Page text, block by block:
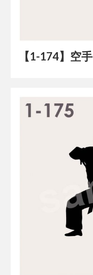
【1-174】空手